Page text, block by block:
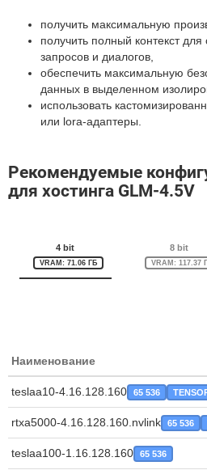
получить максимальную
получить полный контекст
запросов и диалогов,
обеспечить максимальную
данных в выделенном
использовать
или lora-адаптеры.
Рекомендуемые
для хостинга GLM-4.5V
4 bit
VRAM: 71.06 ГБ
8 bit
VRAM: 117.37
Наименование
teslaa10-4.16.128.160 65 536
rtxa5000-4.16.128.160.nvlink 65 536
teslaa100-1.16.128.160 65 536